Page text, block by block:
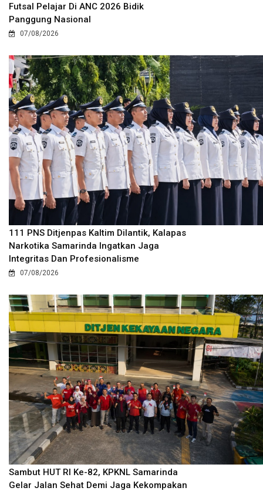
Futsal Pelajar Di ANC 2026 Bidik
Panggung Nasional
07/08/2026
111 PNS Ditjenpas Kaltim Dilantik, Kalapas
Narkotika Samarinda Ingatkan Jaga
Integritas Dan Profesionalisme
07/08/2026
Sambut HUT RI Ke-82, KPKNL Samarinda
Gelar Jalan Sehat Demi Jaga Kekompakan